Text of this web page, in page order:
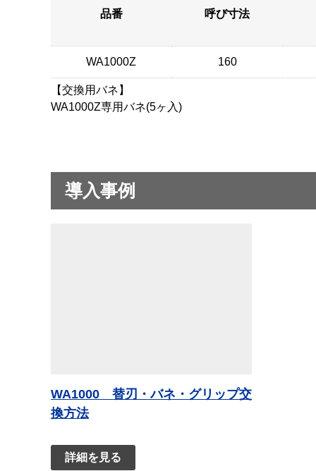
品番 呼び寸法
WA1000Z 160
【交換用バネ】
WA1000Z専用バネ(5ヶ入)
導入事例
WA1000 替刃・バネ・グリップ交
換方法
詳細を見る